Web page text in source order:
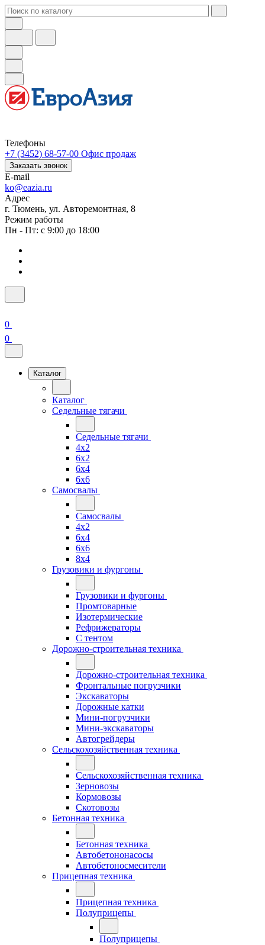
Телефоны
+7 (3452) 68-57-00 Офис продаж
Заказать звонок
E-mail
ko@eazia.ru
Адрес
г. Тюмень, ул. Авторемонтная, 8
Режим работы
Пн - Пт: с 9:00 до 18:00
0
0
Каталог
Каталог
Седельные тягачи
Седельные тягачи
4x2
6x2
6x4
6x6
Самосвалы
Самосвалы
4x2
6x4
6x6
8x4
Грузовики и фургоны
Грузовики и фургоны
Промтоварные
Изотермические
Рефрижераторы
С тентом
Дорожно-строительная техника
Дорожно-строительная техника
Фронтальные погрузчики
Экскаваторы
Дорожные катки
Мини-погрузчики
Мини-экскаваторы
Автогрейдеры
Сельскохозяйственная техника
Сельскохозяйственная техника
Зерновозы
Кормовозы
Скотовозы
Бетонная техника
Бетонная техника
Автобетононасосы
Автобетоносмесители
Прицепная техника
Прицепная техника
Полуприцепы
Полуприцепы